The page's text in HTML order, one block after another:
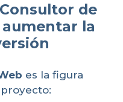
de
la
es la figura